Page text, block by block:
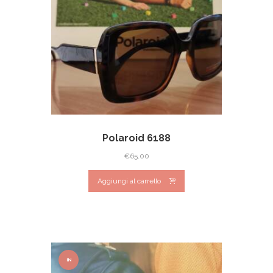
Polaroid 6188
€65.00
Aggiungi al carrello
IN